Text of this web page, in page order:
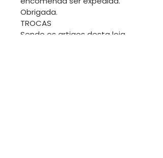
Obrigada.
TROCAS
Sendo os artigos desta loja